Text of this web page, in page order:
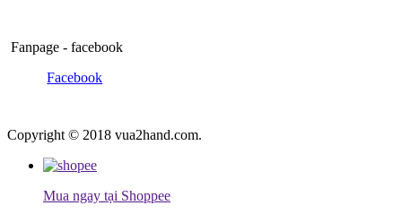
Fanpage - facebook
Facebook
Copyright © 2018 vua2hand.com.
Mua ngay tại Shoppee